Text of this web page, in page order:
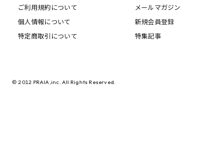
ご利用規約について
個人情報について
特定商取引について
メールマガジン
新規会員登録
特集記事
© 2012 PRAIA,inc. All Rights Reserved.